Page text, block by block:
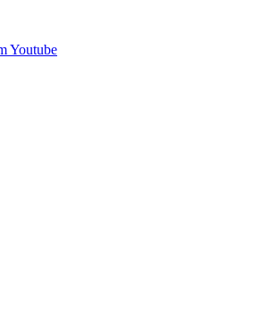
Youtube